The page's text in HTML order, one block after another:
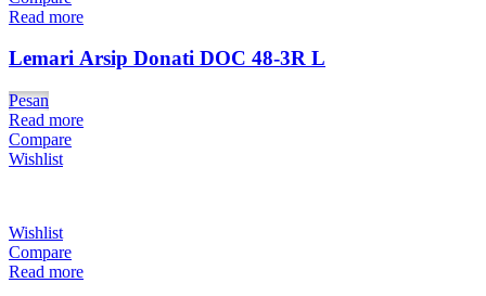
Read more
Lemari Arsip Donati DOC 48-3R L
Pesan
Read more
Compare
Wishlist
Wishlist
Compare
Read more